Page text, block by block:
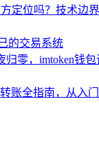
定位吗？技术边
的交易系统
归零，imtoken钱
转账全指南，从入